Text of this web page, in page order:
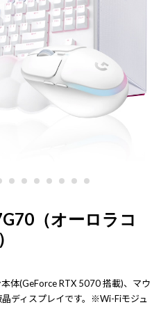
（オーロラコ
体(GeForce RTX 5070 搭載)、マウ
ディスプレイです。※Wi-Fiモジュ